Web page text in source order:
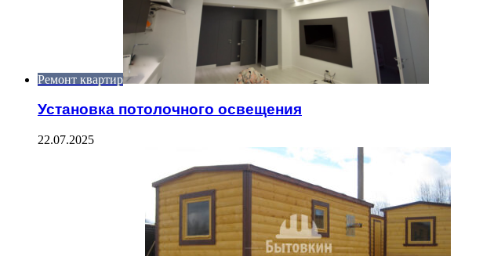
Ремонт квартир
Установка потолочного освещения
22.07.2025